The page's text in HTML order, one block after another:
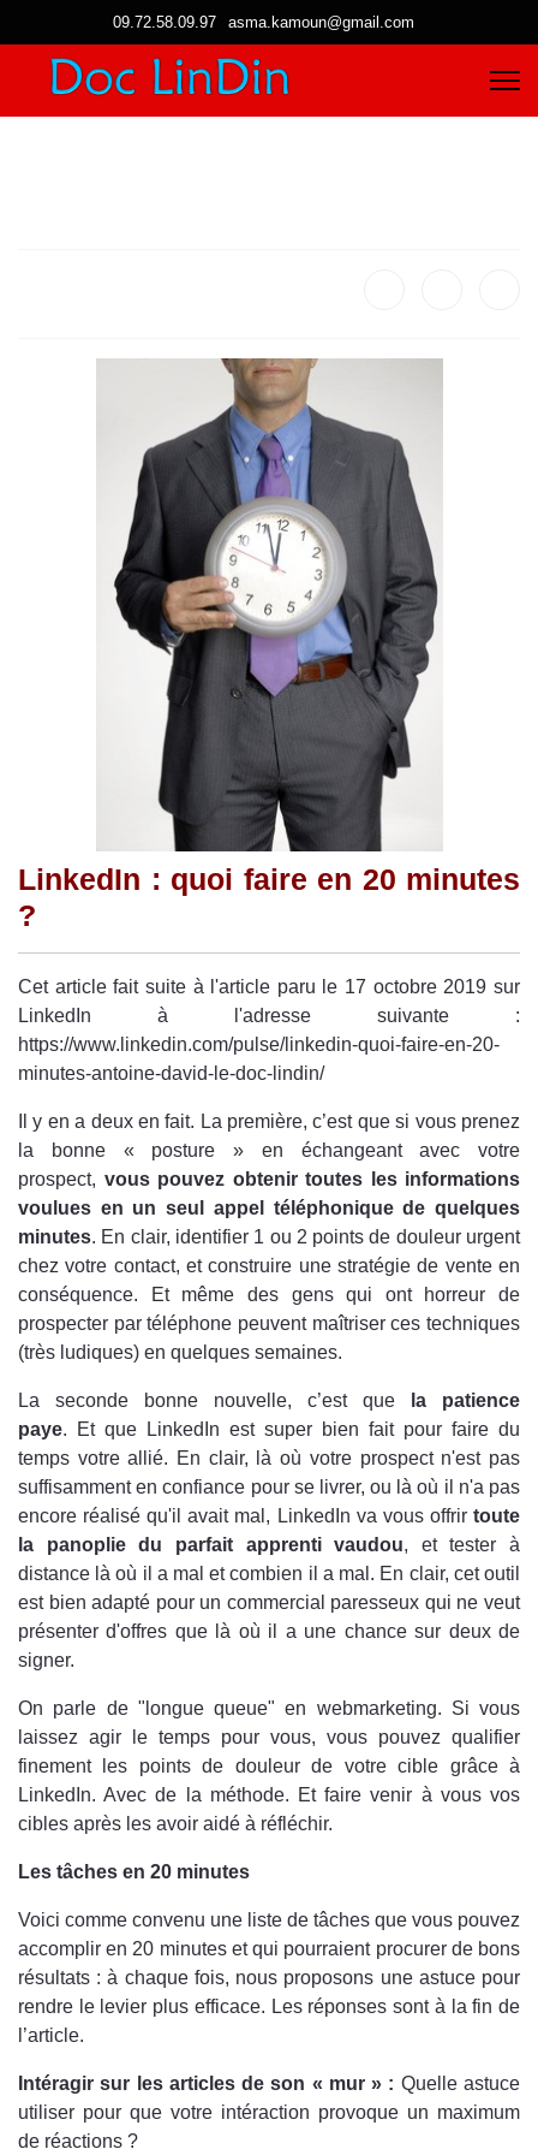
09.72.58.09.97 asma.kamoun@gmail.com
LinkedIn : quoi faire en 20 minutes
?
Cet article fait suite à l'article paru le 17 octobre 2019 sur
LinkedIn à l'adresse suivante :
https://www.linkedin.com/pulse/linkedin-quoi-faire-en-20-
minutes-antoine-david-le-doc-lindin/
Il y en a deux en fait. La première, c’est que si vous prenez
la bonne « posture » en échangeant avec votre
prospect, vous pouvez obtenir toutes les informations
voulues en un seul appel téléphonique de quelques
minutes. En clair, identifier 1 ou 2 points de douleur urgent
chez votre contact, et construire une stratégie de vente en
conséquence. Et même des gens qui ont horreur de
prospecter par téléphone peuvent maîtriser ces techniques
(très ludiques) en quelques semaines.
La seconde bonne nouvelle, c’est que
la patience
paye. Et que LinkedIn est super bien fait pour faire du
temps votre allié. En clair, là où votre prospect n'est pas
suffisamment en confiance pour se livrer, ou là où il n'a pas
encore réalisé qu'il avait mal, LinkedIn va vous offrir toute
la panoplie du parfait apprenti vaudou, et tester à
distance là où il a mal et combien il a mal. En clair, cet outil
est bien adapté pour un commercial paresseux qui ne veut
présenter d'offres que là où il a une chance sur deux de
signer.
On parle de "longue queue" en webmarketing. Si vous
laissez agir le temps pour vous, vous pouvez qualifier
finement les points de douleur de votre cible grâce à
LinkedIn. Avec de la méthode. Et faire venir à vous vos
cibles après les avoir aidé à réfléchir.
Les tâches en 20 minutes
Voici comme convenu une liste de tâches que vous pouvez
accomplir en 20 minutes et qui pourraient procurer de bons
résultats : à chaque fois, nous proposons une astuce pour
rendre le levier plus efficace. Les réponses sont à la fin de
l’article.
Intéragir sur les articles de son « mur » : Quelle astuce
utiliser pour que votre intéraction provoque un maximum
de réactions ?